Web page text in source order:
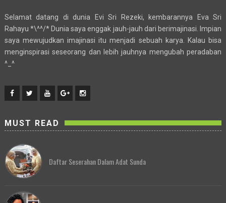
Selamat datang di dunia Evi Sri Rezeki, kembarannya Eva Sri
Rahayu *\^^/* Dunia saya enggak jauh-jauh dari berimajinasi. Impian
saya mewujudkan imajinasi itu menjadi sebuah karya. Kalau bisa
menginspirasi seseorang dan lebih jauhnya mengubah peradaban
^_^
MUST READ
Daftar Seserahan Dalam Adat Sunda